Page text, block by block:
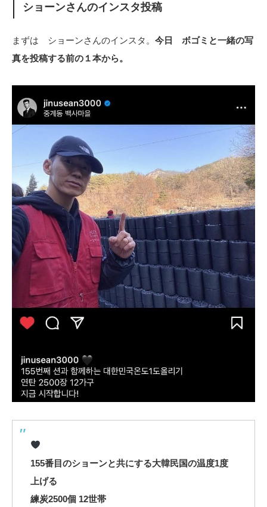
ショーンさんのインスタ投稿
まずは ショーンさんのインスタ。 今日 ボゴミと一緒の写
真を投稿する前の１本から。
155番目のショーンと共にする大韓民国の温度1度
上げる
練炭2500個 12世帯